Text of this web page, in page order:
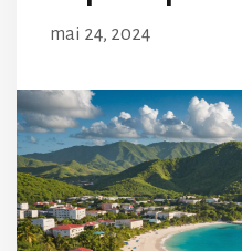
mai 24, 2024